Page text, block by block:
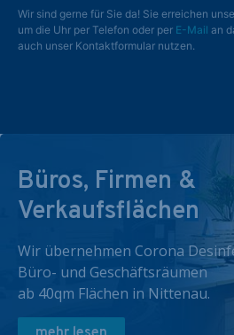
Wir sind gerne für Sie da! Sie erreichen
um die Uhr per Telefon oder per E-Mail an
auch unser Kontaktformular nutzen.
Büros, Firmen &
Verkaufsflächen
Wir übernehmen Corona
Büro- und Geschäftsräumen
ab 40qm Flächen in Nittenau.